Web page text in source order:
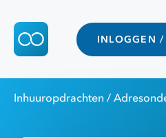
INLOGGEN
Inhuuropdrachten /